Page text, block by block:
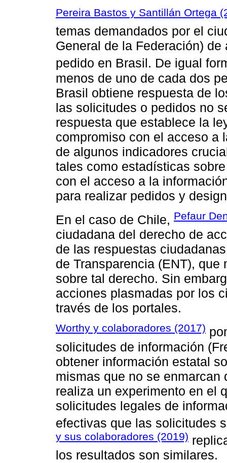
Pereira Bastos y Santillán Ortega
temas demandados por el
General de la Federación)
pedido en Brasil. De igual
menos de uno de cada dos
Brasil obtiene respuesta de
las solicitudes o pedidos no
respuesta que establece la
compromiso con el acceso a
de algunos indicadores
tales como estadísticas
con el acceso a la
para realizar pedidos y
En el caso de Chile, Pefaur
ciudadana del derecho de
de las respuestas
de Transparencia (ENT),
sobre tal derecho. Sin
acciones plasmadas por los
través de los portales.
Worthy y colaboradores (2017)
solicitudes de información
obtener información estatal
mismas que no se enmarcan
realiza un experimento en el
solicitudes legales de
efectivas que las solicitudes
y sus colaboradores (2019)
los resultados son similares.